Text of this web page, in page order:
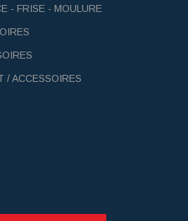
- FRISE - MOULURE
/ ACCESSOIRES